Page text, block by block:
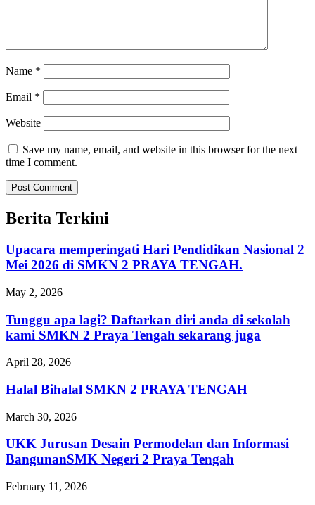
Name *
Email *
Website
Save my name, email, and website in this browser for the next
time I comment.
Berita Terkini
Upacara memperingati Hari Pendidikan Nasional 2
Mei 2026 di SMKN 2 PRAYA TENGAH.
May 2, 2026
Tunggu apa lagi? Daftarkan diri anda di sekolah
kami SMKN 2 Praya Tengah sekarang juga
April 28, 2026
Halal Bihalal SMKN 2 PRAYA TENGAH
March 30, 2026
UKK Jurusan Desain Permodelan dan Informasi
BangunanSMK Negeri 2 Praya Tengah
February 11, 2026